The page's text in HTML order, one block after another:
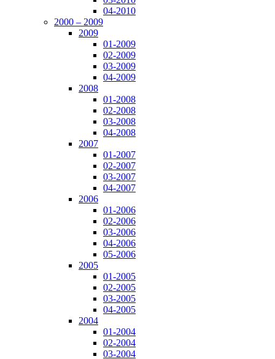
04-2010
2000 – 2009
2009
01-2009
02-2009
03-2009
04-2009
2008
01-2008
02-2008
03-2008
04-2008
2007
01-2007
02-2007
03-2007
04-2007
2006
01-2006
02-2006
03-2006
04-2006
05-2006
2005
01-2005
02-2005
03-2005
04-2005
2004
01-2004
02-2004
03-2004